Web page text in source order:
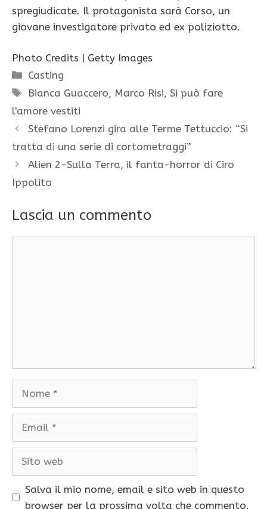
spregiudicate. Il protagonista sarà Corso, un
giovane investigatore privato ed ex poliziotto.
Photo Credits | Getty Images
Categorie
Casting
Tag
Bianca Guaccero, Marco Risi,Si può fare
l'amore vestiti
Stefano Lorenzi gira alle Terme Tettuccio: “Si
tratta di una serie di cortometraggi”
Alien 2-Sulla Terra, il fanta-horror di Ciro
Ippolito
Lascia un commento
Salva il mio nome, email e sito web in questo
browser per la prossima volta che commento.